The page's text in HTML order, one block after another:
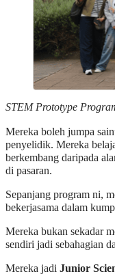
STEM Prototype
Mereka boleh jumpa
penyelidik. Mereka
berkembang daripada
di pasaran.
Sepanjang program ni,
bekerjasama dalam
Mereka bukan sekadar
sendiri jadi sebahagian
Mereka jadi Junior